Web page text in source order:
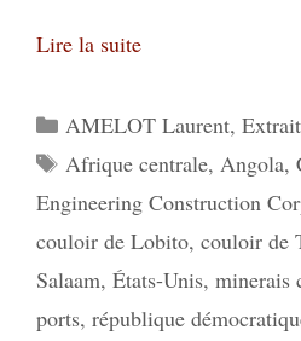
Lire la suite
Catégories
AMELOT Laurent,
Étiquettes
Afrique centrale, Angola,
Engineering Construction
couloir de Lobito, couloir de
Salaam, États-Unis, minerais
ports, république